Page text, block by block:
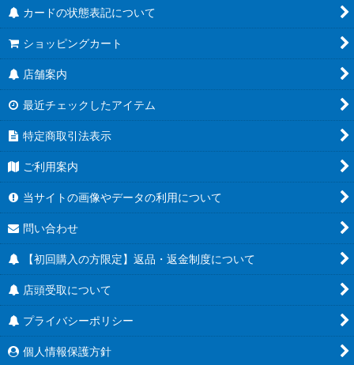
カードの状態表記について
ショッピングカート
店舗案内
最近チェックしたアイテム
特定商取引法表示
ご利用案内
当サイトの画像やデータの利用について
問い合わせ
【初回購入の方限定】返品・返金制度について
店頭受取について
プライバシーポリシー
個人情報保護方針